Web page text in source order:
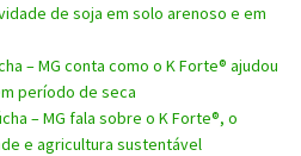
de soja em solo arenoso e em
– MG conta como o K Forte® ajudou
período de seca
– MG fala sobre o K Forte®, o
e agricultura sustentável